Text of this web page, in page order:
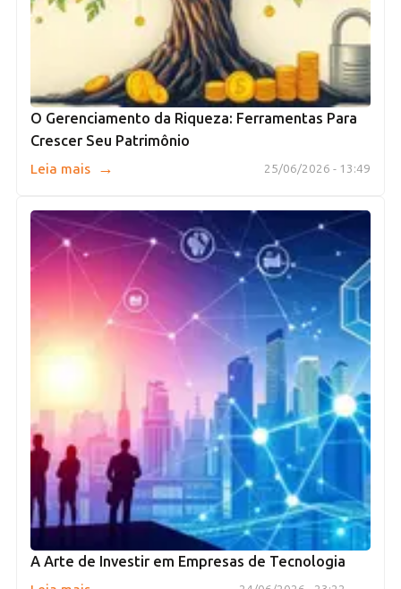
O Gerenciamento da Riqueza: Ferramentas Para
Crescer Seu Patrimônio
25/06/2026 - 13:49
Leia mais →
A Arte de Investir em Empresas de Tecnologia